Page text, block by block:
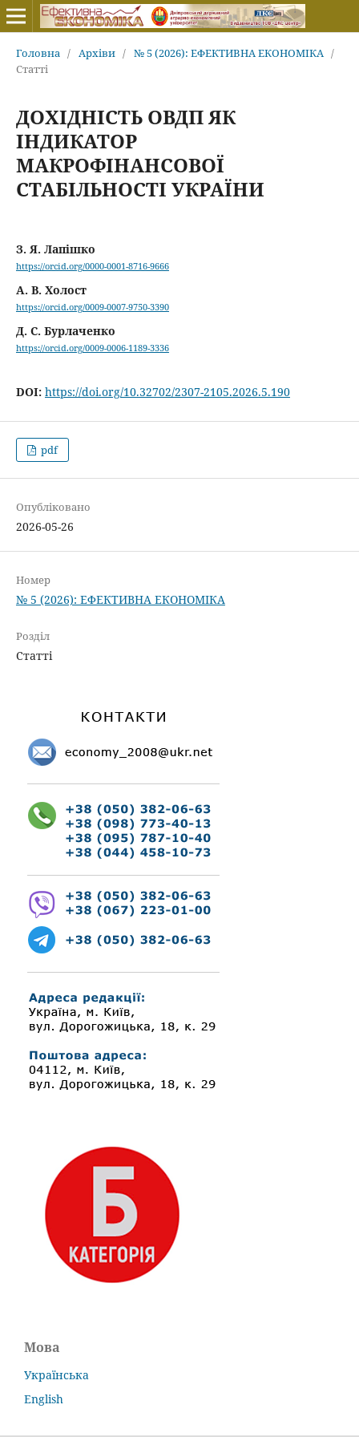
Головна / Архіви / № 5 (2026): ЕФЕКТИВНА ЕКОНОМІКА /
Статті
ДОХІДНІСТЬ ОВДП ЯК
ІНДИКАТОР
МАКРОФІНАНСОВОЇ
СТАБІЛЬНОСТІ УКРАЇНИ
З. Я. Лапішко
https://orcid.org/0000-0001-8716-9666
А. В. Холост
https://orcid.org/0009-0007-9750-3390
Д. С. Бурлаченко
https://orcid.org/0009-0006-1189-3336
DOI: https://doi.org/10.32702/2307-2105.2026.5.190
pdf
Опубліковано
2026-05-26
Номер
№ 5 (2026): ЕФЕКТИВНА ЕКОНОМІКА
Розділ
Статті
Мова
Українська
English